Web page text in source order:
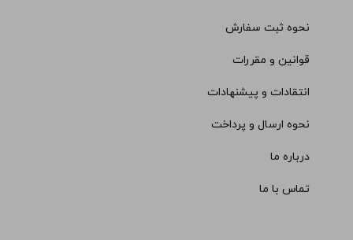
نحوه ثبت سفارش
قوانین و مقررات
انتقادات و پیشنهادات
نحوه ارسال و پرداخت
درباره ما
تماس با ما